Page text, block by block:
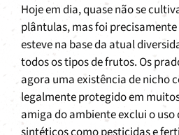
Hoje em dia, quase não se
plântulas, mas foi
esteve na base da atual
todos os tipos de frutos. Os
agora uma existência de nicho
legalmente protegido em
amiga do ambiente exclui o